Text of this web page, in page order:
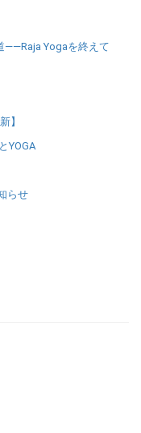
――Raja Yogaを終えて
】
YOGA
らせ